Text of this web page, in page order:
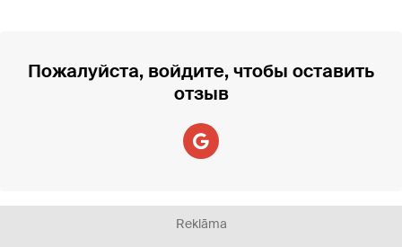
Пожалуйста, войдите, чтобы оставить
отзыв
Reklāma